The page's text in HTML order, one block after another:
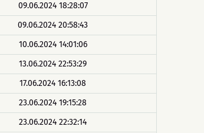
09.06.2024 18:28:07
09.06.2024 20:58:43
10.06.2024 14:01:06
13.06.2024 22:53:29
17.06.2024 16:13:08
23.06.2024 19:15:28
23.06.2024 22:32:14